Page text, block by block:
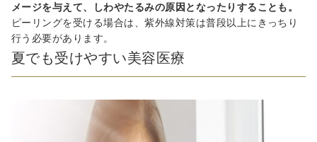
メージを与えて、しわやたるみの原因となったりすることも。
ピーリングを受ける場合は、紫外線対策は普段以上にきっちり
行う必要があります。
夏でも受けやすい美容医療